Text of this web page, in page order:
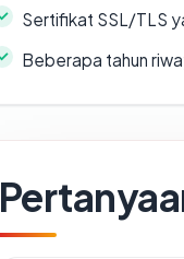
Sertifikat SSL/TLS
Beberapa tahun